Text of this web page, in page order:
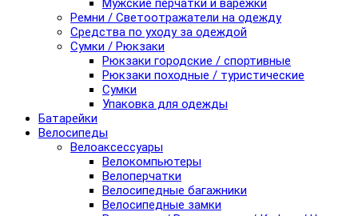
Мужские перчатки и варежки
Ремни / Светоотражатели на одежду
Средства по уходу за одеждой
Сумки / Рюкзаки
Рюкзаки городские / спортивные
Рюкзаки походные / туристические
Сумки
Упаковка для одежды
Батарейки
Велосипеды
Велоаксессуары
Велокомпьютеры
Велоперчатки
Велосипедные багажники
Велосипедные замки